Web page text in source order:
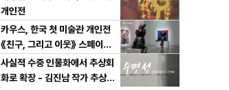
개인전
카우스, 한국 첫 미술관 개인전
《친구, 그리고 이웃》 스페이스
K 서울에서 개최
사실적 수중 인물화에서 추상회
화로 확장 - 김진남 작가 추상